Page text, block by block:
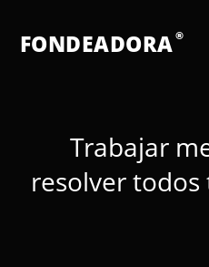
FONDEADORA ®
Trabajar
resolver